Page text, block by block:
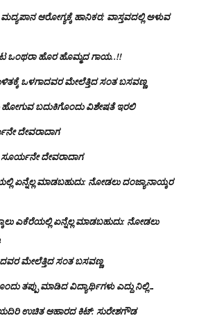
ಮದ್ಯಪಾನ ಆರೋಗ್ಯಕ್ಕೆ ಹಾನಿಕರ; ವಾಸ್ತವದಲ್ಲಿ ಅಳುವ
ಒಂಥರಾ ಹೊರ ಹೊಮ್ಮದ ಗಾಯ..!!
ಒಳಗಾದವರ ಮೇಲೆತ್ತಿದ ಸಂತ ಬಸವಣ್ಣ
ಹೋಗುವ ಬದುಕಿಗೊಂದು ವಿಶೇಷತೆ ಇರಲಿ
ದೇವರಾದಾಗ
ಸೂರ್ಯನೇ ದೇವರಾದಾಗ
ಏನ್ನೆಲ್ಲ‌ ಮಾಡಬಹುದು: ನೋಡಲು ದಂಜ್ಯಾನಾಯ್ಕರ
ಎಕೆರೆಯಲ್ಲಿ ಏನ್ನೆಲ್ಲ‌ ಮಾಡಬಹುದು: ನೋಡಲು
ಮೇಲೆತ್ತಿದ ಸಂತ ಬಸವಣ್ಣ
ತಪ್ಪು ಮಾಡಿದ ವಿದ್ಯಾರ್ಥಿಗಳು ಎದ್ದು ನಿಲ್ಲಿ…
ಉಚಿತ ಆಹಾರದ ಕಿಟ್: ಸುರೇಶಗೌಡ